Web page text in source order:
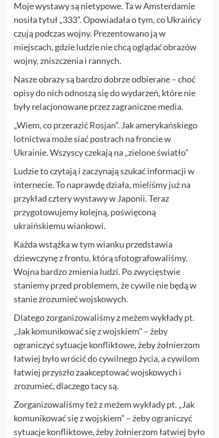
Moje wystawy są nietypowe. Ta w Amsterdamie
nosiła tytuł „333”. Opowiadała o tym, co Ukraińcy
czują podczas wojny. Prezentowano ją w
miejscach, gdzie ludzie nie chcą oglądać obrazów
wojny, zniszczenia i rannych.
Nasze obrazy są bardzo dobrze odbierane – choć
opisy do nich odnoszą się do wydarzeń, które nie
były relacjonowane przez zagraniczne media.
„Wiem, co przerazić Rosjan”. Jak amerykańskiego
lotnictwa może siać postrach na froncie w
Ukrainie. Wszyscy czekają na „zielone światło”
Ludzie to czytają i zaczynają szukać informacji w
internecie. To naprawdę działa, mieliśmy już na
przykład cztery wystawy w Japonii. Teraz
przygotowujemy kolejną, poświęconą
ukraińskiemu wiankowi.
Każda wstążka w tym wianku przedstawia
dziewczynę z frontu, którą sfotografowaliśmy.
Wojna bardzo zmienia ludzi. Po zwycięstwie
staniemy przed problemem, że cywile nie będą w
stanie zrozumieć wojskowych.
Dlatego zorganizowaliśmy z meżem wykłady pt.
„Jak komunikować się z wojskiem” – żeby
ograniczyć sytuacje konfliktowe, żeby żołnierzom
łatwiej było wrócić do cywilnego życia, a cywilom
łatwiej przyszło zaakceptować wojskowych i
zrozumieć, dlaczego tacy są.
Zorganizowaliśmy też z meżem wykłady pt. „Jak
komunikować się z wojskiem” – żeby ograniczyć
sytuacje konfliktowe, żeby żołnierzom łatwiej było